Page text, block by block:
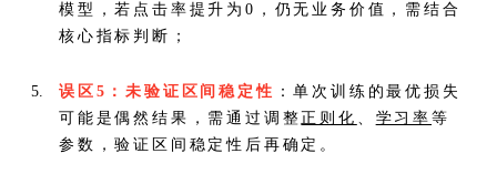
模型，若点击率提升为0，仍无业务价值，需结合
核心指标判断；
误区5：未验证区间稳定性 ：单次训练的最优损失
可能是偶然结果，需通过调整 正则化 、 学习率等
参数，验证区间稳定性后再确定。